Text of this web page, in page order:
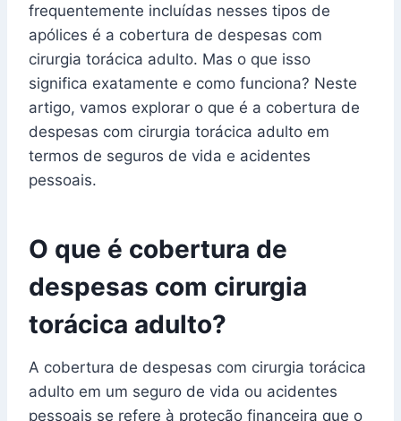
frequentemente incluídas nesses tipos de
apólices é a cobertura de despesas com
cirurgia torácica adulto. Mas o que isso
significa exatamente e como funciona? Neste
artigo, vamos explorar o que é a cobertura de
despesas com cirurgia torácica adulto em
termos de seguros de vida e acidentes
pessoais.
O que é cobertura de
despesas com cirurgia
torácica adulto?
A cobertura de despesas com cirurgia torácica
adulto em um seguro de vida ou acidentes
pessoais se refere à proteção financeira que o